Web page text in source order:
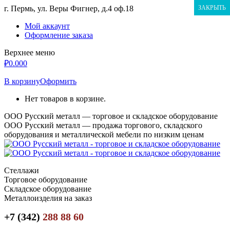
Перейти
содержанию
г. Пермь, ул. Веры Фигнер, д.4 оф.18
Мой аккаунт
Оформление заказа
Верхнее меню
₽0.000
В корзинуОформить
Нет товаров в корзине.
ООО Русский металл — торговое и складское оборудование
ООО Русский металл — продажа торгового, складского
оборудования и металлической мебели по низким ценам
Стеллажи
Торговое оборудование
Складское оборудование
Металлоизделия на заказ
+7 (342) 288 88 60
ЗАКРЫТЬ